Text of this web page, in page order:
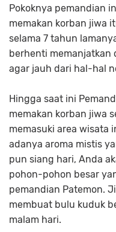
Pokoknya pemandian
memakan korban jiwa
selama 7 tahun
berhenti memanjatkan
agar jauh dari hal-hal
Hingga saat ini
memakan korban jiwa
memasuki area wisata
adanya aroma mistis
pun siang hari, Anda
pohon-pohon besar
pemandian Patemon.
membuat bulu kuduk
malam hari.